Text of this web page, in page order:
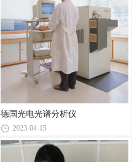
德国光电光谱分析仪
2023-04-15